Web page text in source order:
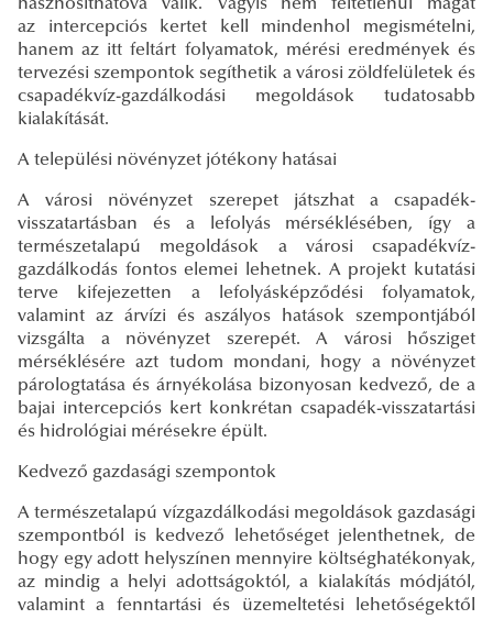
hasznosíthatóvá válik. Vagyis nem feltétlenül magát
az intercepciós kertet kell mindenhol megismételni,
hanem az itt feltárt folyamatok, mérési eredmények és
tervezési szempontok segíthetik a városi zöldfelületek és
csapadékvíz-gazdálkodási megoldások tudatosabb
kialakítását.
A települési növényzet jótékony hatásai
A városi növényzet szerepet játszhat a csapadék-
visszatartásban és a lefolyás mérséklésében, így a
természetalapú megoldások a városi csapadékvíz-
gazdálkodás fontos elemei lehetnek. A projekt kutatási
terve kifejezetten a lefolyásképződési folyamatok,
valamint az árvízi és aszályos hatások szempontjából
vizsgálta a növényzet szerepét. A városi hősziget
mérséklésére azt tudom mondani, hogy a növényzet
párologtatása és árnyékolása bizonyosan kedvező, de a
bajai intercepciós kert konkrétan csapadék-visszatartási
és hidrológiai mérésekre épült.
Kedvező gazdasági szempontok
A természetalapú vízgazdálkodási megoldások gazdasági
szempontból is kedvező lehetőséget jelenthetnek, de
hogy egy adott helyszínen mennyire költséghatékonyak,
az mindig a helyi adottságoktól, a kialakítás módjától,
valamint a fenntartási és üzemeltetési lehetőségektől